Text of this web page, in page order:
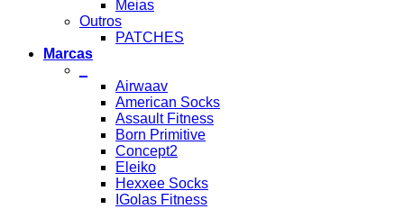
Meias
Outros
PATCHES
Marcas
Airwaav
American Socks
Assault Fitness
Born Primitive
Concept2
Eleiko
Hexxee Socks
IGolas Fitness